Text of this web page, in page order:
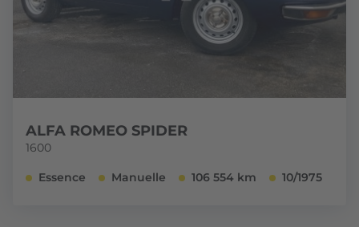
ALFA ROMEO SPIDER
1600
Essence Manuelle 106 554 km 10/1975